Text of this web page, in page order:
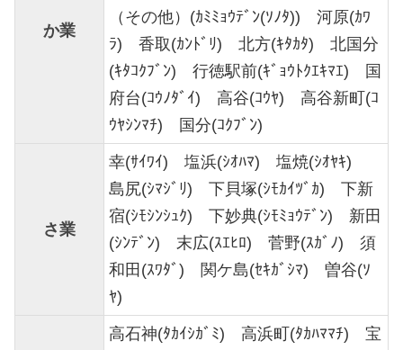
か業
（その他）(ｶﾐﾐｮｳﾃﾞﾝ(ｿﾉﾀ)) 河原(ｶﾜ
ﾗ) 香取(ｶﾝﾄﾞﾘ) 北方(ｷﾀｶﾀ) 北国分
(ｷﾀｺｸﾌﾞﾝ) 行徳駅前(ｷﾞｮｳﾄｸｴｷﾏｴ) 国
府台(ｺｳﾉﾀﾞｲ) 高谷(ｺｳﾔ) 高谷新町(ｺ
ｳﾔｼﾝﾏﾁ) 国分(ｺｸﾌﾞﾝ)
さ業
幸(ｻｲﾜｲ) 塩浜(ｼｵﾊﾏ) 塩焼(ｼｵﾔｷ)
島尻(ｼﾏｼﾞﾘ) 下貝塚(ｼﾓｶｲﾂﾞｶ) 下新
宿(ｼﾓｼﾝｼｭｸ) 下妙典(ｼﾓﾐｮｳﾃﾞﾝ) 新田
(ｼﾝﾃﾞﾝ) 末広(ｽｴﾋﾛ) 菅野(ｽｶﾞﾉ) 須
和田(ｽﾜﾀﾞ) 関ケ島(ｾｷｶﾞｼﾏ) 曽谷(ｿ
ﾔ)
高石神(ﾀｶｲｼｶﾞﾐ) 高浜町(ﾀｶﾊﾏﾏﾁ) 宝